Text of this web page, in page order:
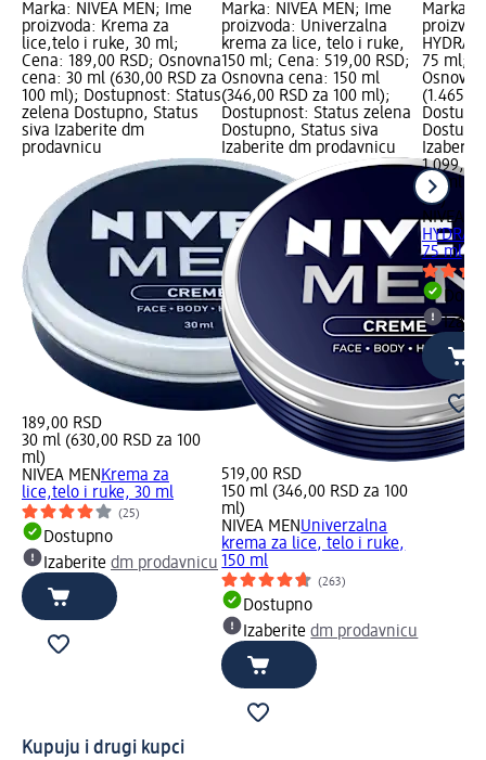
Marka: NIVEA MEN; Ime
proizvoda: Krema za
lice,telo i ruke, 30 ml;
Cena: 189,00 RSD; Osnovna
cena: 30 ml (630,00 RSD za
100 ml); Dostupnost: Status
zelena Dostupno, Status
siva Izaberite dm
prodavnicu
189,00 RSD
30 ml (630,00 RSD za 100
ml)
NIVEA MENKrema za
lice,telo i ruke, 30 ml
(25)
Dostupno
Izaberite dm prodavnicu
Marka: NIVEA MEN; Ime
proizvoda: Univerzalna
krema za lice, telo i ruke,
150 ml; Cena: 519,00 RSD;
Osnovna cena: 150 ml
(346,00 RSD za 100 ml);
Dostupnost: Status zelena
Dostupno, Status siva
Izaberite dm prodavnicu
519,00 RSD
150 ml (346,00 RSD za 100
ml)
NIVEA MENUniverzalna
krema za lice, telo i ruke,
150 ml
(263)
Dostupno
Izaberitedm prodavnicu
Marka:
75 ml;
1.099,00
75 ml
ml)
NIVEA
75 ml
Kupuju i drugi kupci